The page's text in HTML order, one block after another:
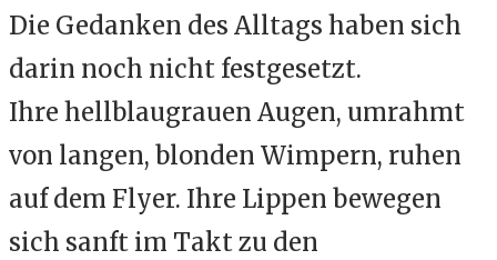
Die Gedanken des Alltags haben sich
darin noch nicht festgesetzt.
Ihre hellblaugrauen Augen, umrahmt
von langen, blonden Wimpern, ruhen
auf dem Flyer. Ihre Lippen bewegen
sich sanft im Takt zu den